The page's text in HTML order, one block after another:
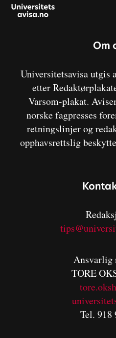
Om
Universitetsavisa utgis
etter
Varsom-plakat.
norske fagpresses
retningslinjer og
opphavsrettslig
Ansvarlig
TORE
Tel. 918